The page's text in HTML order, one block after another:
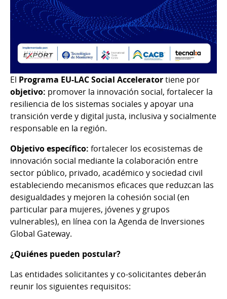
El Programa EU-LAC Social Acceleratortiene por
objetivo: promover la innovación social, fortalecer la
resiliencia de los sistemas sociales y apoyar una
transición verde y digital justa, inclusiva y socialmente
responsable en la región.
Objetivo específico: fortalecer los ecosistemas de
innovación social mediante la colaboración entre
sector público, privado, académico y sociedad civil
estableciendo mecanismos eficaces que reduzcan las
desigualdades y mejoren la cohesión social (en
particular para mujeres, jóvenes y grupos
vulnerables), en línea con la Agenda de Inversiones
Global Gateway.
¿Quiénes pueden postular?
Las entidades solicitantes y co-solicitantes deberán
reunir los siguientes requisitos: